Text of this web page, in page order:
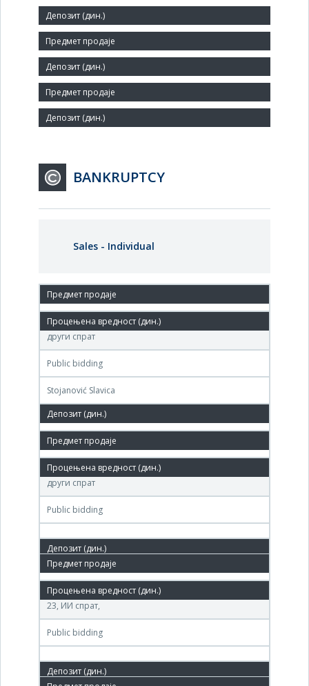
17261681
Size:
Small
Agent:
BANKRUPTCY
Sales - Individual
15. Dec.'09.
Агенција за приватизацију, Теразије 23, Београд,
други спрат
Public bidding
Stojanović Slavica
4,910,700 РСД
21. Oct.'09.
Агенција за приватизацију РС, Теразије број 23,
други спрат
Public bidding
27. Aug.'09.
Агенција за приватизацију, Београд, Теразије број
23, ИИ спрат,
Public bidding